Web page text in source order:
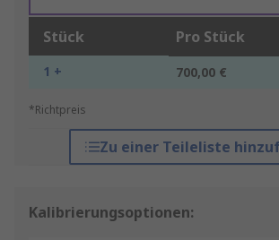
Stück Pro Stück
1 + 700,00 €
*Richtpreis
Zu einer Teileliste
Kalibrierungsoptionen: